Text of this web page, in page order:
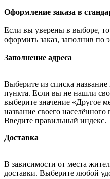
Оформление заказа в
Если вы уверены в выборе,
оформить заказ, заполнив по
Заполнение адреса
Выберите из списка
пункта. Если вы не нашли
выберите значение «Другое
название своего
Введите правильный индекс.
Доставка
В зависимости от места
доставки. Выберите любой